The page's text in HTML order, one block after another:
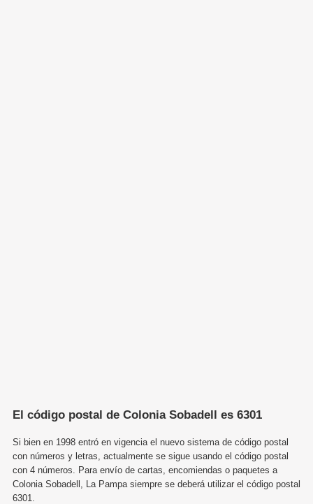
El código postal de Colonia Sobadell es 6301
Si bien en 1998 entró en vigencia el nuevo sistema de código postal
con números y letras, actualmente se sigue usando el código postal
con 4 números. Para envío de cartas, encomiendas o paquetes a
Colonia Sobadell, La Pampa siempre se deberá utilizar el código postal
6301.